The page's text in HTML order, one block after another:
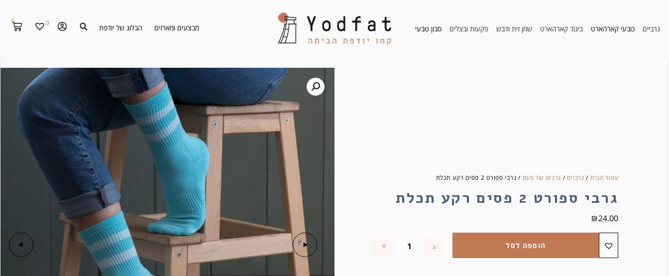
0 0
מבצעים ומארזים הבלוג של יודפת סבון טבעי פקעות ובצלים שמן זית ודבש ביגוד קארהארט כובעי קארהארט גרביים
עמוד הבית / גרביים / גרבים של פעם / גרבי ספורט 2 פסים רקע תכלת
גרבי ספורט 2 פסים רקע תכלת
₪24.00
הוספה לסל